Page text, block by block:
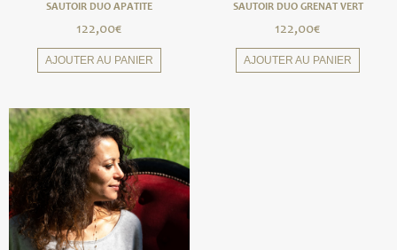
SAUTOIR DUO APATITE
122,00€
AJOUTER AU PANIER
SAUTOIR DUO GRENAT VERT
122,00€
AJOUTER AU PANIER